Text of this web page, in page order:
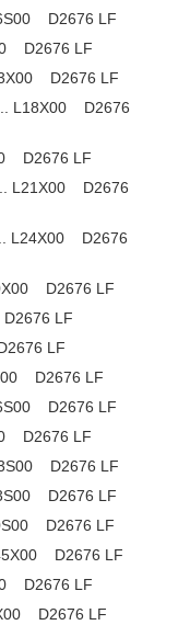
D2676 LF
D2676 LF
D2676 LF
L18X00 D2676
D2676 LF
L21X00 D2676
L24X00 D2676
D2676 LF
LF
LF
D2676 LF
D2676 LF
D2676 LF
D2676 LF
D2676 LF
D2676 LF
D2676 LF
D2676 LF
D2676 LF